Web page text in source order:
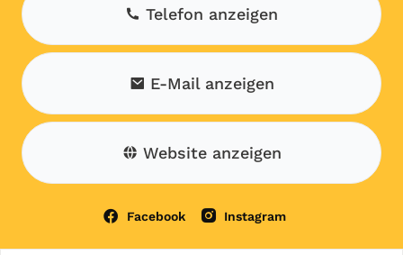
Telefon anzeigen
E-Mail anzeigen
Website anzeigen
Facebook Instagram